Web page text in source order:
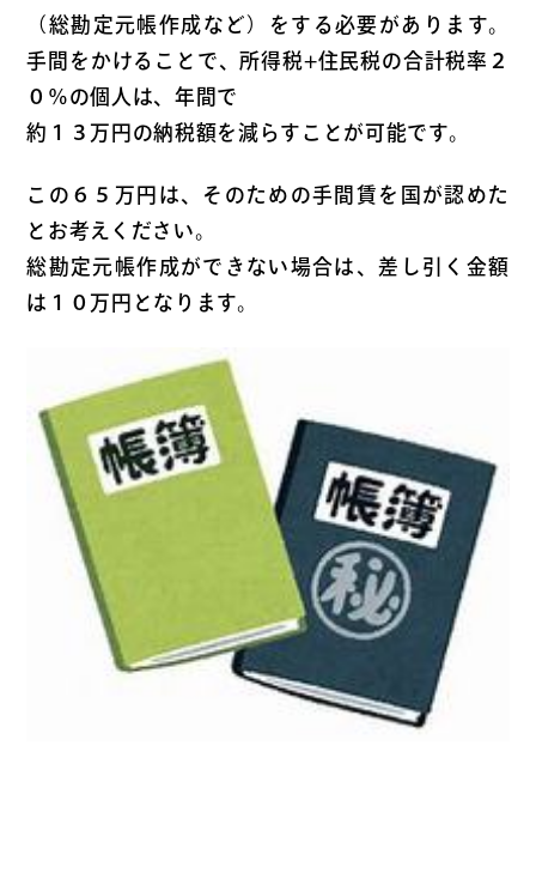
（総勘定元帳作成など）をする必要があります。
手間をかけることで、所得税+住民税の合計税率２
０％の個人は、年間で
約１３万円の納税額を減らすことが可能です。
この６５万円は、そのための手間賃を国が認めた
とお考えください。
総勘定元帳作成ができない場合は、差し引く金額
は１０万円となります。